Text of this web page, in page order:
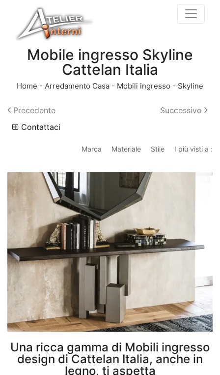
Mobile ingresso Skyline
Cattelan Italia
Home - Arredamento Casa - Mobili ingresso - Skyline
Precedente
Successivo
Contattaci
Marca Materiale Stile I più visti a :
Una ricca gamma di Mobili ingresso
design di Cattelan Italia, anche in
legno, ti aspetta